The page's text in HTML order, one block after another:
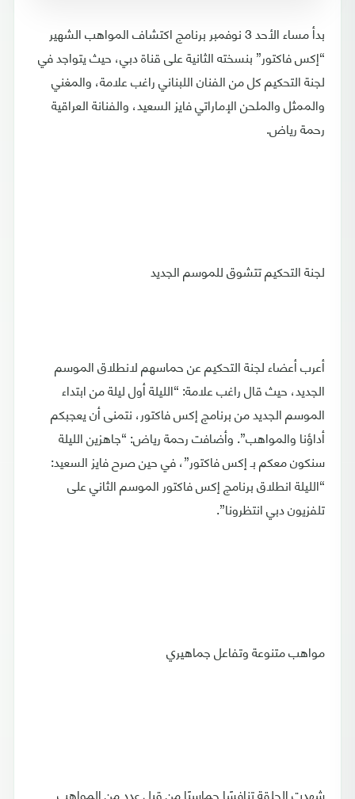
بدأ مساء الأحد 3 نوفمبر برنامج اكتشاف المواهب الشهير
“إكس فاكتور” بنسخته الثانية على قناة دبي، حيث يتواجد في
لجنة التحكيم كل من الفنان اللبناني راغب علامة، والمغني
والممثل والملحن الإماراتي فايز السعيد، والفنانة العراقية
رحمة رياض.
لجنة التحكيم تتشوق للموسم الجديد
أعرب أعضاء لجنة التحكيم عن حماسهم لانطلاق الموسم
الجديد، حيث قال راغب علامة: “الليلة أول ليلة من ابتداء
الموسم الجديد من برنامج إكس فاكتور، نتمنى أن يعجبكم
أداؤنا والمواهب”. وأضافت رحمة رياض: “جاهزين الليلة
سنكون معكم بـ إكس فاكتور”، في حين صرح فايز السعيد:
“الليلة انطلاق برنامج إكس فاكتور الموسم الثاني على
تلفزيون دبي انتظرونا”.
مواهب متنوعة وتفاعل جماهيري
شهدت الحلقة تنافسًا حماسيًا من قبل عدد من المواهب